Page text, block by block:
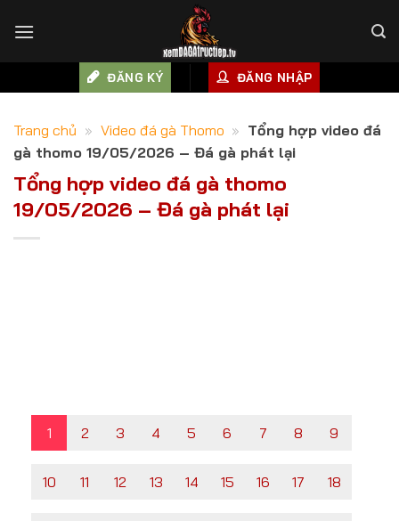
ĐĂNG KÝ ĐĂNG NHẬP
Trang chủ » Video đá gà Thomo » Tổng hợp video đá
gà thomo 19/05/2026 – Đá gà phát lại
Tổng hợp video đá gà thomo
19/05/2026 – Đá gà phát lại
1 2 3 4 5 6 7 8 9
10 11 12 13 14 15 16 17 18